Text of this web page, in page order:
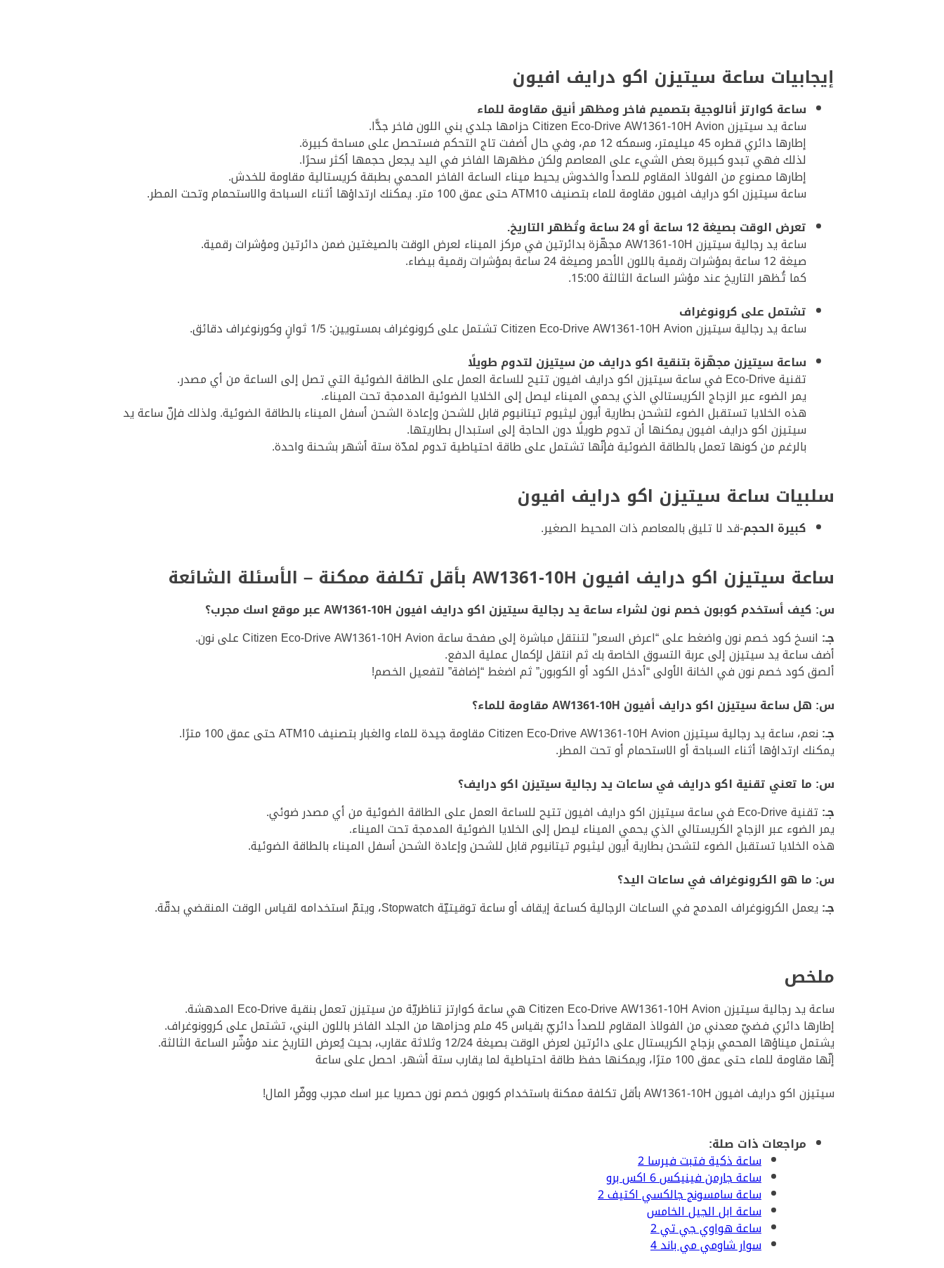
إيجابيات ساعة سيتيزن اكو درايف افيون
ساعة كوارتز أنالوجية بتصميم فاخر ومظهر أنيق مقاومة للماء
ساعة يد سيتيزن Citizen Eco-Drive AW1361-10H Avion حزامها جلدي بني اللون فاخر جدًّا.
إطارها دائري قطره 45 ميليمتر، وسمكه 12 مم، وفي حال أضفت تاج التحكم فستحصل على مساحة كبيرة.
لذلك فهي تبدو كبيرة بعض الشيء على المعاصم ولكن مظهرها الفاخر في اليد يجعل حجمها أكثر سحرًا.
إطارها مصنوع من الفولاذ المقاوم للصدأ والخدوش يحيط ميناء الساعة الفاخر المحمي بطبقة كريستالية مقاومة للخدش.
ساعة سيتيزن اكو درايف افيون مقاومة للماء بتصنيف ATM10 حتى عمق 100 متر. يمكنك ارتداؤها أثناء السباحة والاستحمام وتحت المطر.
تعرض الوقت بصيغة 12 ساعة أو 24 ساعة وتُظهر التاريخ.
ساعة يد رجالية سيتيزن AW1361-10H مجهّزة بدائرتين في مركز الميناء لعرض الوقت بالصيغتين ضمن دائرتين ومؤشرات رقمية.
صيغة 12 ساعة بمؤشرات رقمية باللون الأحمر وصيغة 24 ساعة بمؤشرات رقمية بيضاء.
كما تُظهر التاريخ عند مؤشر الساعة الثالثة 15:00.
تشتمل على كرونوغراف
ساعة يد رجالية سيتيزن Citizen Eco-Drive AW1361-10H Avion تشتمل على كرونوغراف بمستويين: 1/5 ثوانٍ وكورنوغراف دقائق.
ساعة سيتيزن مجهّزة بتنقية اكو درايف من سيتيزن لتدوم طويلًا
تقنية Eco-Drive في ساعة سيتيزن اكو درايف افيون تتيح للساعة العمل على الطاقة الضوئية التي تصل إلى الساعة من أي مصدر.
يمر الضوء عبر الزجاج الكريستالي الذي يحمي الميناء ليصل إلى الخلايا الضوئية المدمجة تحت الميناء.
هذه الخلايا تستقبل الضوء لتشحن بطارية أيون ليثيوم تيتانيوم قابل للشحن وإعادة الشحن أسفل الميناء بالطاقة الضوئية. ولذلك فإنّ ساعة يد
سيتيزن اكو درايف افيون يمكنها أن تدوم طويلًا دون الحاجة إلى استبدال بطاريتها.
بالرغم من كونها تعمل بالطاقة الضوئية فإنّها تشتمل على طاقة احتياطية تدوم لمدّة ستة أشهر بشحنة واحدة.
سلبيات ساعة سيتيزن اكو درايف افيون
كبيرة الحجم-قد لا تليق بالمعاصم ذات المحيط الصغير.
ساعة سيتيزن اكو درايف افيون AW1361-10H بأقل تكلفة ممكنة – الأسئلة الشائعة
س: كيف أستخدم كوبون خصم نون لشراء ساعة يد رجالية سيتيزن اكو درايف افيون AW1361-10H عبر موقع اسك مجرب؟
جـ: انسخ كود خصم نون واضغط على “اعرض السعر” لتنتقل مباشرة إلى صفحة ساعة Citizen Eco-Drive AW1361-10H Avion على نون.
أضف ساعة يد سيتيزن إلى عربة التسوق الخاصة بك ثم انتقل لإكمال عملية الدفع.
ألصق كود خصم نون في الخانة الأولى “أدخل الكود أو الكوبون” ثم اضغط “إضافة” لتفعيل الخصم!
س: هل ساعة سيتيزن اكو درايف أفيون AW1361-10H مقاومة للماء؟
جـ: نعم، ساعة يد رجالية سيتيزن Citizen Eco-Drive AW1361-10H Avion مقاومة جيدة للماء والغبار بتصنيف ATM10 حتى عمق 100 مترًا.
يمكنك ارتداؤها أثناء السباحة أو الاستحمام أو تحت المطر.
س: ما تعني تقنية اكو درايف في ساعات يد رجالية سيتيزن اكو درايف؟
جـ: تقنية Eco-Drive في ساعة سيتيزن اكو درايف افيون تتيح للساعة العمل على الطاقة الضوئية من أي مصدر ضوئي.
يمر الضوء عبر الزجاج الكريستالي الذي يحمي الميناء ليصل إلى الخلايا الضوئية المدمجة تحت الميناء.
هذه الخلايا تستقبل الضوء لتشحن بطارية أيون ليثيوم تيتانيوم قابل للشحن وإعادة الشحن أسفل الميناء بالطاقة الضوئية.
س: ما هو الكرونوغراف في ساعات اليد؟
جـ: يعمل الكرونوغراف المدمج في الساعات الرجالية كساعة إيقاف أو ساعة توقيتيّة Stopwatch، ويتمّ استخدامه لقياس الوقت المنقضي بدقّة.
ملخص
ساعة يد رجالية سيتيزن Citizen Eco-Drive AW1361-10H Avion هي ساعة كوارتز تناظريّة من سيتيزن تعمل بنقية Eco-Drive المدهشة.
إطارها دائري فضيّ معدني من الفولاذ المقاوم للصدأ دائريّ بقياس 45 ملم وحزامها من الجلد الفاخر باللون البني، تشتمل على كروونوغراف.
يشتمل ميناؤها المحمي بزجاج الكريستال على دائرتين لعرض الوقت بصيغة 12/24 وثلاثة عقارب، بحيث يُعرض التاريخ عند مؤشّر الساعة الثالثة.
إنّها مقاومة للماء حتى عمق 100 مترًا، ويمكنها حفظ طاقة احتياطية لما يقارب ستة أشهر. احصل على ساعة
سيتيزن اكو درايف افيون AW1361-10H بأقل تكلفة ممكنة باستخدام كوبون خصم نون حصريا عبر اسك مجرب ووفّر المال!
مراجعات ذات صلة:
ساعة ذكية فتبت فيرسا 2
ساعة جارمن فينيكس 6 اكس برو
ساعة سامسونج جالكسي اكتيف 2
ساعة ابل الجيل الخامس
ساعة هواوي جي تي 2
سوار شاومي مي باند 4